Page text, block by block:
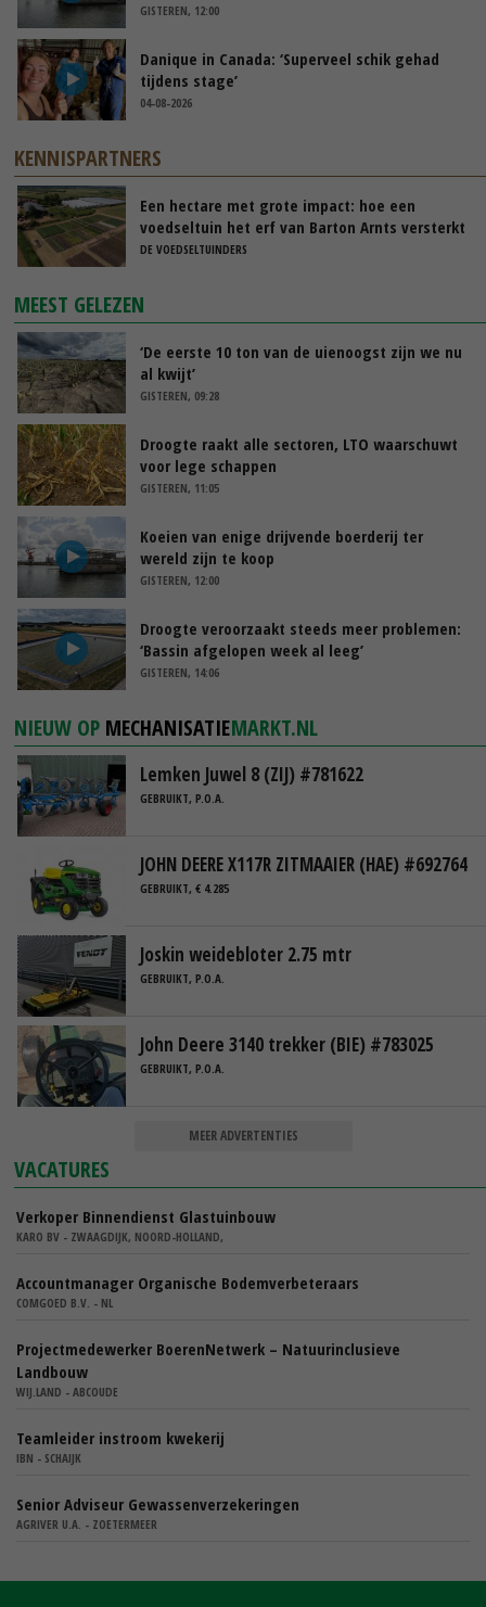
GISTEREN, 12:00
Danique in Canada: ‘Superveel schik gehad
tijdens stage’
04-08-2026
KENNISPARTNERS
Een hectare met grote impact: hoe een
voedseltuin het erf van Barton Arnts versterkt
DE VOEDSELTUINDERS
MEEST GELEZEN
‘De eerste 10 ton van de uienoogst zijn we nu
al kwijt’
GISTEREN, 09:28
Droogte raakt alle sectoren, LTO waarschuwt
voor lege schappen
GISTEREN, 11:05
Koeien van enige drijvende boerderij ter
wereld zijn te koop
GISTEREN, 12:00
Droogte veroorzaakt steeds meer problemen:
‘Bassin afgelopen week al leeg’
GISTEREN, 14:06
NIEUW OP MECHANISATIEMARKT.NL
Lemken Juwel 8 (ZIJ) #781622
GEBRUIKT, P.O.A.
JOHN DEERE X117R ZITMAAIER (HAE) #692764
GEBRUIKT, € 4.285
Joskin weidebloter 2.75 mtr
GEBRUIKT, P.O.A.
John Deere 3140 trekker (BIE) #783025
GEBRUIKT, P.O.A.
MEER ADVERTENTIES
VACATURES
Verkoper Binnendienst Glastuinbouw
KARO BV - ZWAAGDIJK, NOORD-HOLLAND,
Accountmanager Organische Bodemverbeteraars
COMGOED B.V. - NL
Projectmedewerker BoerenNetwerk – Natuurinclusieve
Landbouw
WIJ.LAND - ABCOUDE
Teamleider instroom kwekerij
IBN - SCHAIJK
Senior Adviseur Gewassenverzekeringen
AGRIVER U.A. - ZOETERMEER